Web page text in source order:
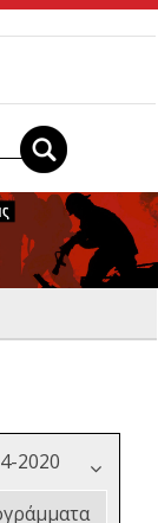
2020